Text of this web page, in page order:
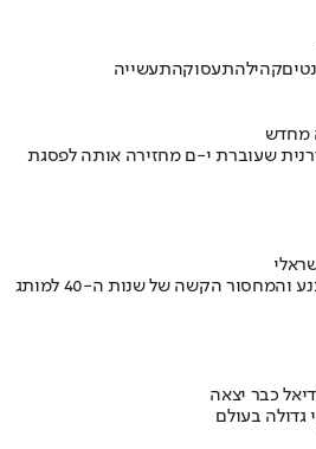
קהילהתעסוקהתעשייה
מחדש
שעוברת י-ם מחזירה אותה לפסגת
איך אסם הפכה את תקופת הצנע והמחסור הקשה של שנות ה-40 למותג
כבר יצאה
גדולה בעולם